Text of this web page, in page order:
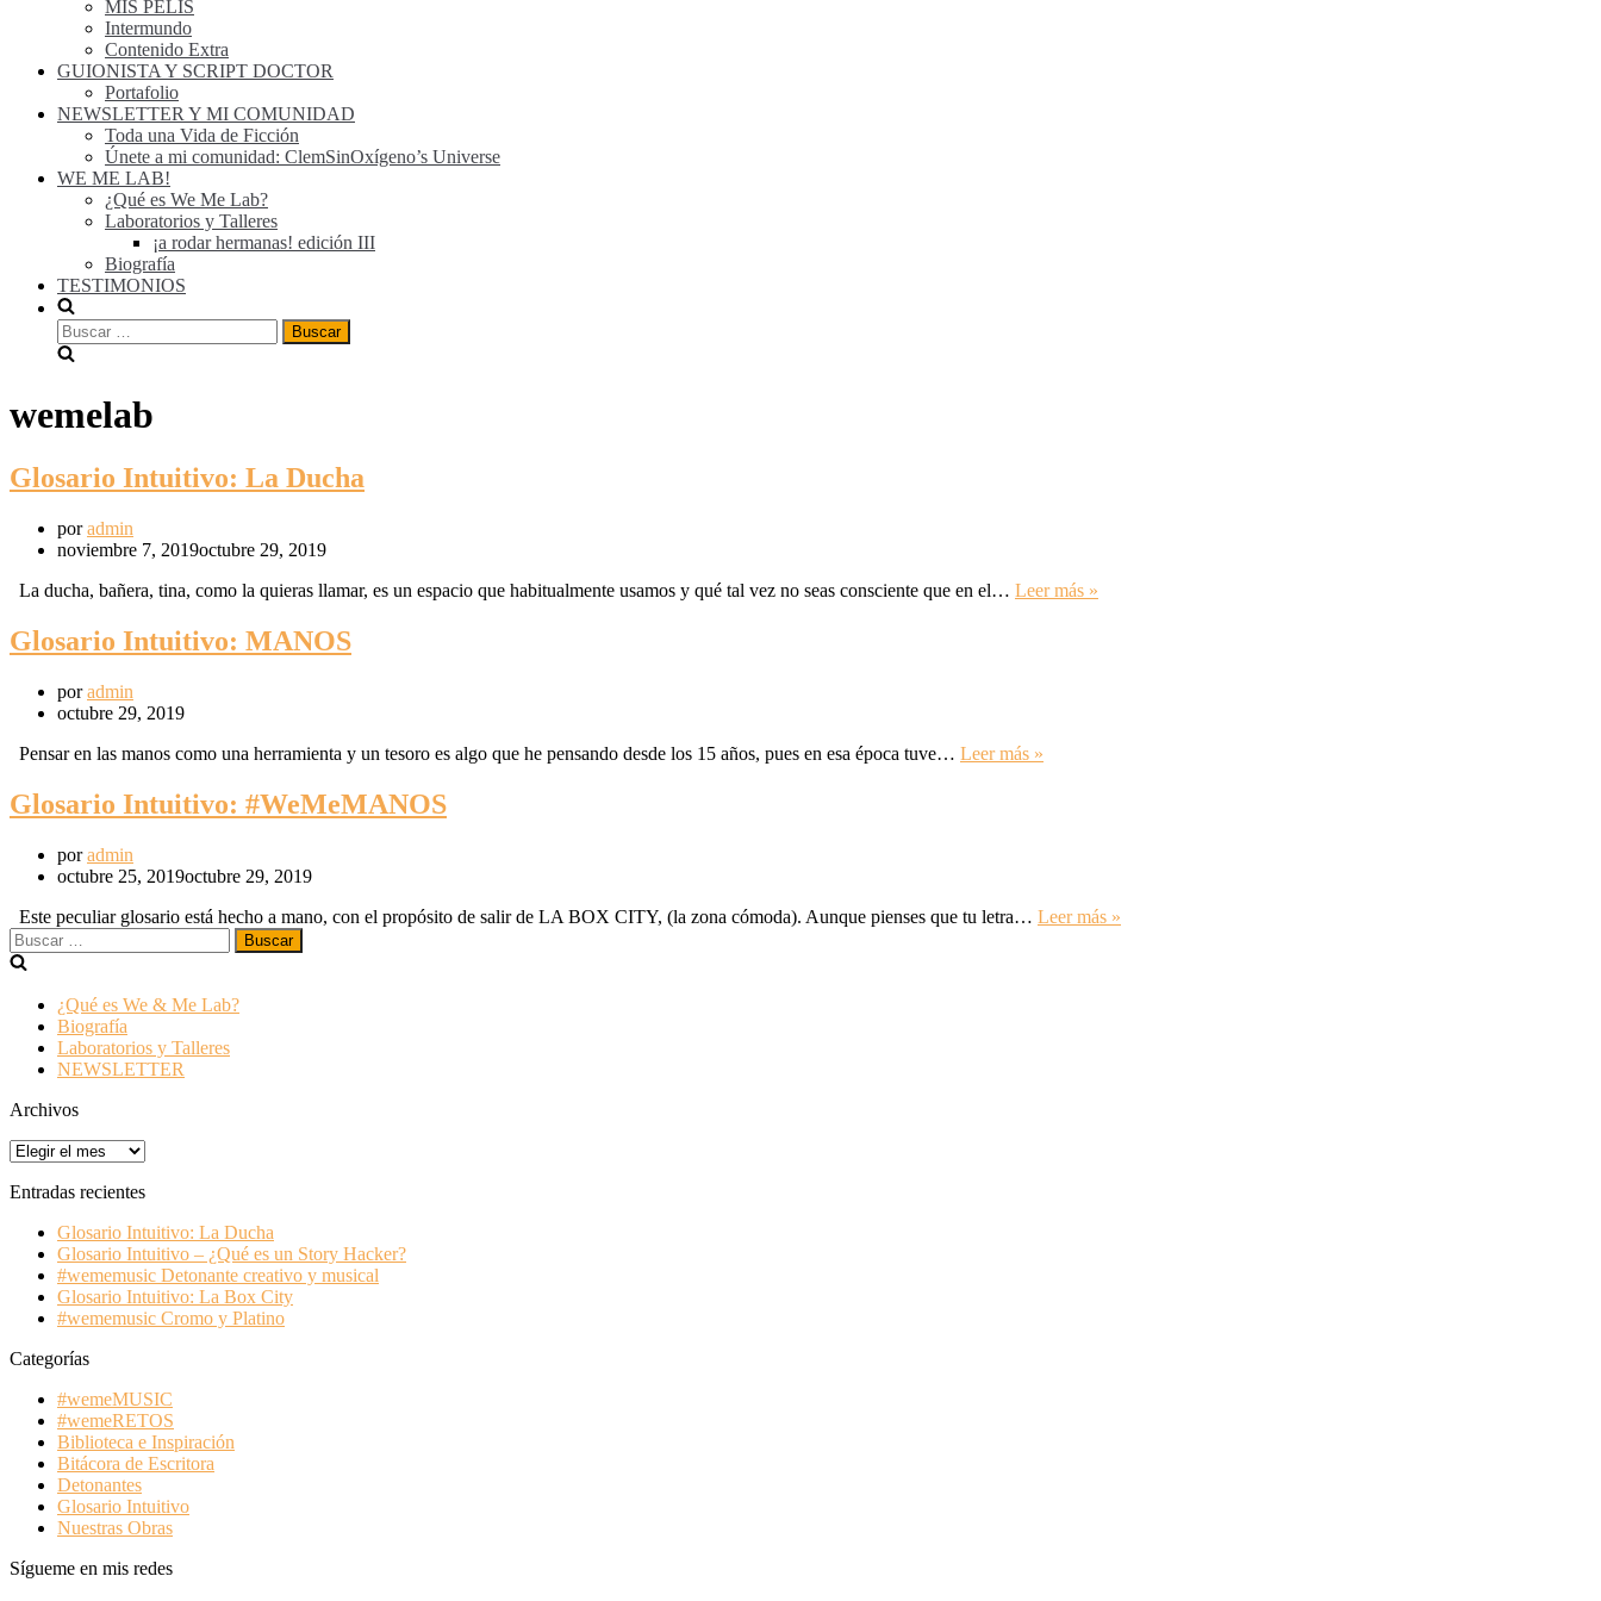
MIS PELIS
Intermundo
Contenido Extra
GUIONISTA Y SCRIPT DOCTOR
Portafolio
NEWSLETTER Y MI COMUNIDAD
Toda una Vida de Ficción
Únete a mi comunidad: ClemSinOxígeno’s Universe
WE ME LAB!
¿Qué es We Me Lab?
Laboratorios y Talleres
¡a rodar hermanas! edición III
Biografía
TESTIMONIOS
wemelab
Glosario Intuitivo: La Ducha
poradmin
noviembre 7, 2019octubre 29, 2019
La ducha, bañera, tina, como la quieras llamar, es un espacio que habitualmente usamos y qué tal vez no seas consciente que en el… Leer más »
Glosario Intuitivo: MANOS
poradmin
octubre 29, 2019
Pensar en las manos como una herramienta y un tesoro es algo que he pensando desde los 15 años, pues en esa época tuve… Leer más »
Glosario Intuitivo: #WeMeMANOS
poradmin
octubre 25, 2019octubre 29, 2019
Este peculiar glosario está hecho a mano, con el propósito de salir de LA BOX CITY, (la zona cómoda). Aunque pienses que tu letra… Leer más »
¿Qué es We & Me Lab?
Biografía
Laboratorios y Talleres
NEWSLETTER
Archivos
Entradas recientes
Glosario Intuitivo: La Ducha
Glosario Intuitivo – ¿Qué es un Story Hacker?
#wememusic Detonante creativo y musical
Glosario Intuitivo: La Box City
#wememusic Cromo y Platino
Categorías
#wemeMUSIC
#wemeRETOS
Biblioteca e Inspiración
Bitácora de Escritora
Detonantes
Glosario Intuitivo
Nuestras Obras
Sígueme en mis redes